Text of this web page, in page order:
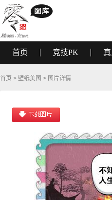
首页 竞技PK
首页 > 壁纸美图 > 图片详情